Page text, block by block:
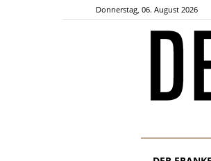
Donnerstag, 06. August 2026